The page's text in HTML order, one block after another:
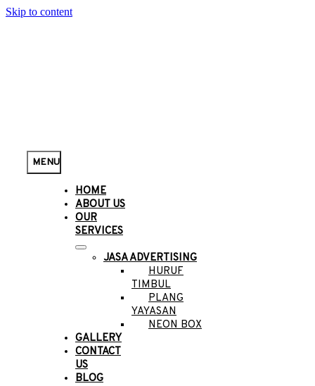
Skip to content
MENU
HOME
ABOUT US
OUR
SERVICES
JASA ADVERTISING
HURUF
TIMBUL
PLANG
YAYASAN
NEON BOX
GALLERY
CONTACT
US
BLOG